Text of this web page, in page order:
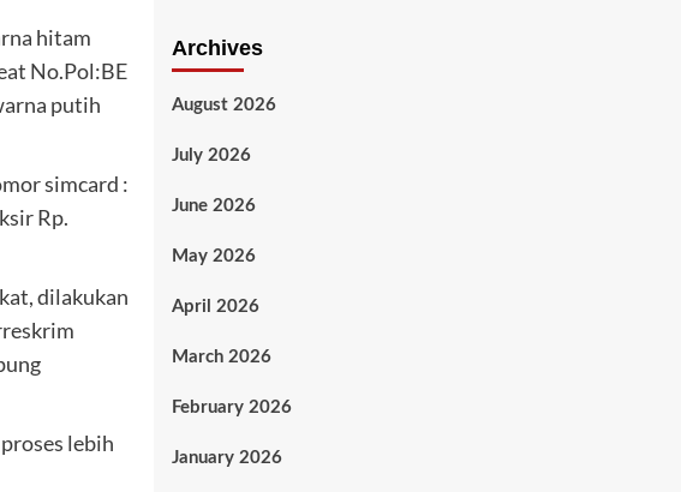
hitam
No.Pol:BE
putih
simcard :
Rp.
dilakukan
lebih
Archives
August 2026
July 2026
June 2026
May 2026
April 2026
March 2026
February 2026
January 2026